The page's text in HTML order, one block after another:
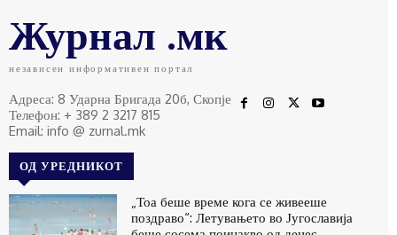
Журнал .мк
независен информативен портал
Адреса: 8 Ударна Бригада 20б, Скопје
Телефон: + 389 2 3217 815
Email: info @ zurnal.mk
ОД УРЕДНИКОТ
„Тоа беше време кога се живееше
поздраво“: Летувањето во Југославија